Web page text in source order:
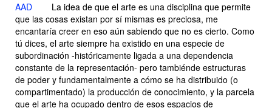
AAD
La idea de que el arte es una disciplina que permite
que las cosas existan por sí mismas es preciosa, me
encantaría creer en eso aún sabiendo que no es cierto. Como
tú dices, el arte siempre ha existido en una especie de
subordinación -históricamente ligada a una dependencia
constante de la representación- pero tambiénde estructuras
de poder y fundamentalmente a cómo se ha distribuido (o
compartimentado) la producción de conocimiento, y la parcela
que el arte ha ocupado dentro de esos espacios de